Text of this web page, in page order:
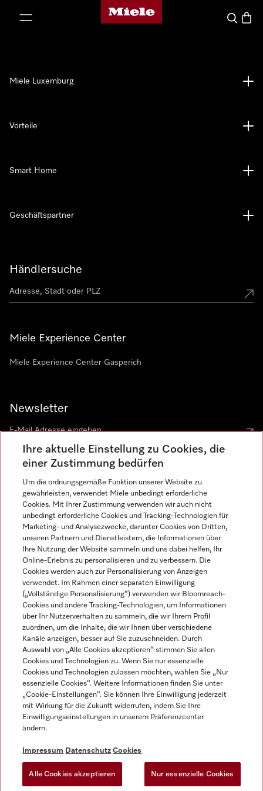
Miele-Homepage
Suche
Händlersuche
Miele Experience Center
Miele Experience Center Gasperich
Newsletter
Sprache
DEUTSCH
Miele Luxemburg
Vorteile
Smart Home
Geschäftspartner
Impressum
AGB
Datenschutz
Nutzungsbedingungen
Gesetzen über digitale Dienste
Cookie-Einstellungen
Miele auf Instagram
Miele auf Youtube
Ihre aktuelle Einstellung zu Cookies, die
einer Zustimmung bedürfen
Um die ordnungsgemäße Funktion unserer Website zu
gewährleisten, verwendet Miele unbedingt erforderliche
Cookies. Mit Ihrer Zustimmung verwenden wir auch nicht
unbedingt erforderliche Cookies und Tracking-Technologien für
Marketing- und Analysezwecke, darunter Cookies von Dritten,
unseren Partnern und Dienstleistern, die Informationen über
Ihre Nutzung der Website sammeln und uns dabei helfen, Ihr
Online-Erlebnis zu personalisieren und zu verbessern. Die
Cookies werden auch zur Personalisierung von Anzeigen
verwendet. Im Rahmen einer separaten Einwilligung
(„Vollständige Personalisierung“) verwenden wir Bloomreach-
Cookies und andere Tracking-Technologien, um Informationen
über Ihr Nutzerverhalten zu sammeln, die wir Ihrem Profil
zuordnen, um die Inhalte, die wir Ihnen über verschiedene
Kanäle anzeigen, besser auf Sie zuzuschneiden. Durch
Auswahl von „Alle Cookies akzeptieren“ stimmen Sie allen
Cookies und Technologien zu. Wenn Sie nur essenzielle
Cookies und Technologien zulassen möchten, wählen Sie „Nur
essenzielle Cookies“. Weitere Informationen finden Sie unter
„Cookie-Einstellungen“. Sie können Ihre Einwilligung jederzeit
mit Wirkung für die Zukunft widerrufen, indem Sie Ihre
Einwilligungseinstellungen in unserem Präferenzcenter
ändern.
Impressum Datenschutz Cookies
Alle Cookies akzeptieren Nur essenzielle Cookies